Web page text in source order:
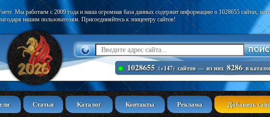
Мы работаем с 2009 года и наша огромная база данных содержит информацию о 1028655 сайтах,
нашим пользователям. Присоединяйтесь к эпицентру сайтов!
1028655 (+147) сайтов — из них 8286 в
Статьи Каталог Контакты Реклама Добавить сайт